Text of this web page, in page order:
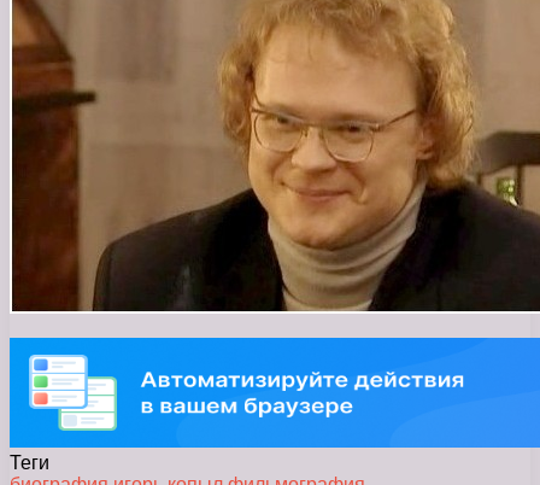
Теги